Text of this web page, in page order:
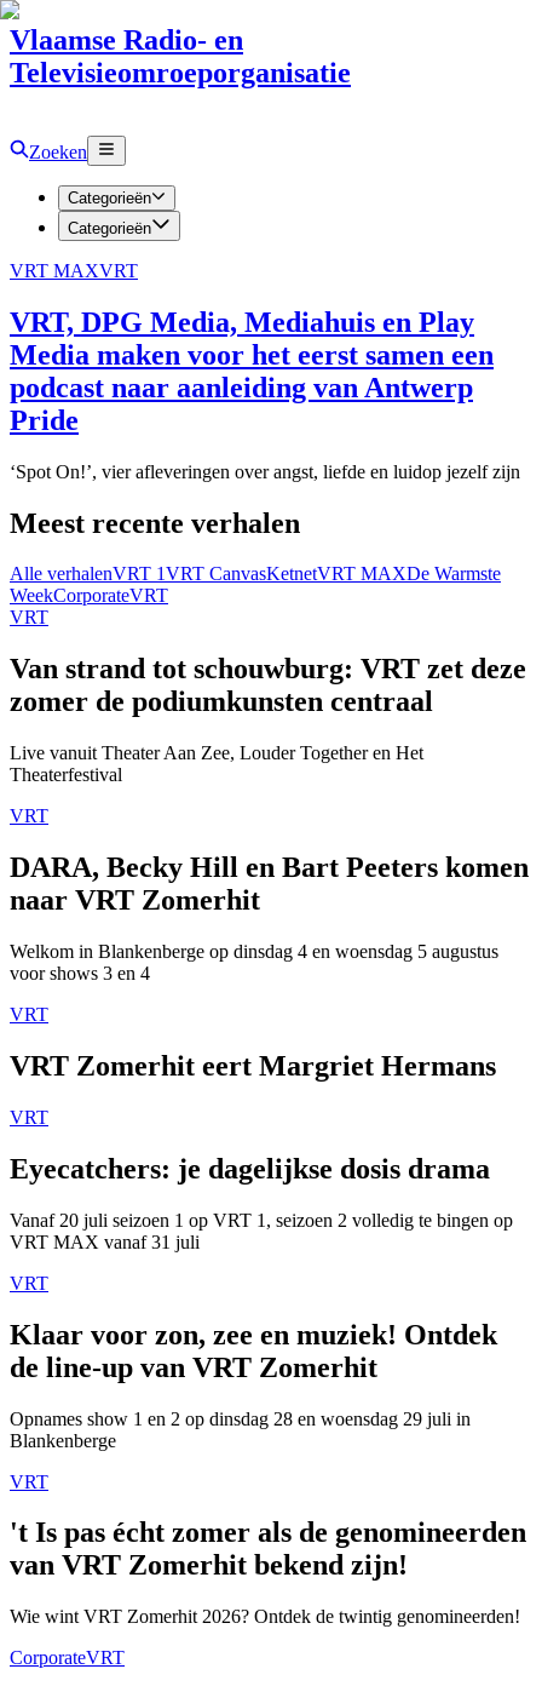
Vlaamse Radio- en
Televisieomroeporganisatie
Zoeken
Categorieën
Categorieën
VRT MAXVRT
VRT, DPG Media, Mediahuis en Play
Media maken voor het eerst samen een
podcast naar aanleiding van Antwerp
Pride
‘Spot On!’, vier afleveringen over angst, liefde en luidop jezelf zijn
Meest recente verhalen
Alle verhalenVRT 1VRT CanvasKetnetVRT MAXDe Warmste
WeekCorporateVRT
VRT
Van strand tot schouwburg: VRT zet deze
zomer de podiumkunsten centraal
Live vanuit Theater Aan Zee, Louder Together en Het
Theaterfestival
VRT
DARA, Becky Hill en Bart Peeters komen
naar VRT Zomerhit
Welkom in Blankenberge op dinsdag 4 en woensdag 5 augustus
voor shows 3 en 4
VRT
VRT Zomerhit eert Margriet Hermans
VRT
Eyecatchers: je dagelijkse dosis drama
Vanaf 20 juli seizoen 1 op VRT 1, seizoen 2 volledig te bingen op
VRT MAX vanaf 31 juli
VRT
Klaar voor zon, zee en muziek! Ontdek
de line-up van VRT Zomerhit
Opnames show 1 en 2 op dinsdag 28 en woensdag 29 juli in
Blankenberge
VRT
't Is pas écht zomer als de genomineerden
van VRT Zomerhit bekend zijn!
Wie wint VRT Zomerhit 2026? Ontdek de twintig genomineerden!
CorporateVRT